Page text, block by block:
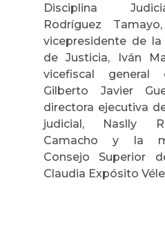
Disciplina
Rodríguez
vicepresidente de
de Justicia, Iván
vicefiscal
Gilberto Javier
directora ejecutiva
judicial, Naslly
Camacho y la
Consejo Superior
Claudia Expósito